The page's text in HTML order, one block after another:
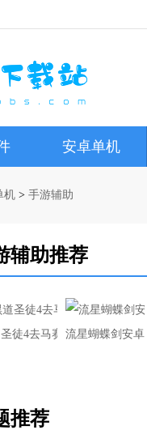
安卓单机
机 > 手游辅助
辅助推荐
徒4去马赛克补丁流星蝴蝶剑安
推荐